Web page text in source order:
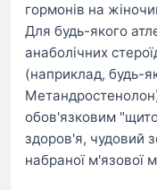
гормонів на
Для будь-якого
анаболічних
(наприклад, будь-
обов'язковим
здоров'я, чудовий
набраної м'язової